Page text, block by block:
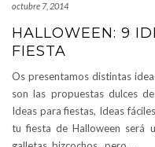
octubre 7, 2014
HALLOWEEN: 9
FIESTA
Os presentamos distintas
son las propuestas dulces
Ideas para fiestas, Ideas
tu fiesta de Halloween será